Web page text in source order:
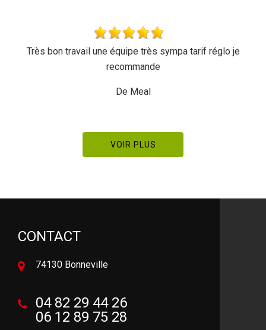
Très bon travail une équipe très sympa tarif réglo je
recommande
De Meal
VOIR PLUS
CONTACT
74130 Bonneville
04 82 29 44 26
06 12 89 75 28